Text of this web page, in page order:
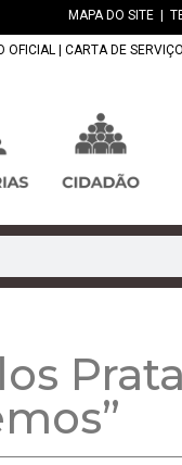
MAPA DO SITE
OFICIAL CARTA DE